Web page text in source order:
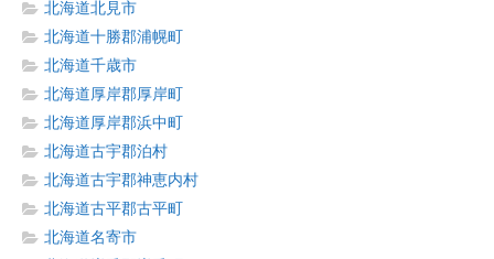
北海道北見市
北海道十勝郡浦幌町
北海道千歳市
北海道厚岸郡厚岸町
北海道厚岸郡浜中町
北海道古宇郡泊村
北海道古宇郡神恵内村
北海道古平郡古平町
北海道名寄市